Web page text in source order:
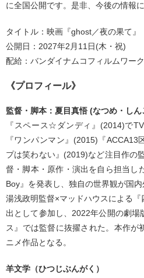
に全国公開です。是非、今後の情報
タイトル：映画『ghost／夜の果て』
公開日：2027年2月11日(木・祝)
配給：バンダイナムコフィルムワー
《プロフィール》
監督・脚本：夏目真悟 (なつめ・しん
『スペース☆ダンディ』(2014)で
『ワンパンマン』(2015)『
プは笑わない』(2019)など注目作の
督・脚本・原作・演出を自ら担当し
Boy』を発表し、独自の世界観が国内
湯浅政明監督×マッドハウスによる
出として参加し、2022年公開の劇場
ス』では監督に抜擢された。本作が
ニメ作品となる。
羊文学（ひつじぶんがく）